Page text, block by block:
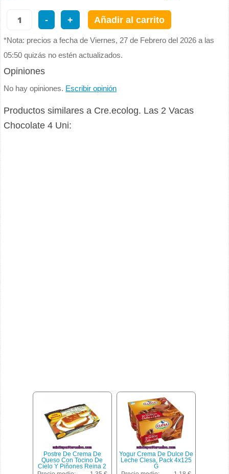
- + Añadir al carrito
*Nota: precios a fecha de Viernes, 27 de Febrero del 2026 a las
05:50 quizás no estén actualizados.
Opiniones
No hay opiniones. Escribir opinión
Productos similares a Cre.ecolog. Las 2 Vacas
Chocolate 4 Uni:
Postre De Crema De
Queso Con Tocino De
Cielo Y Piñones Reina 2
Yogur Crema De Dulce De
Leche Clesa, Pack 4x125
G